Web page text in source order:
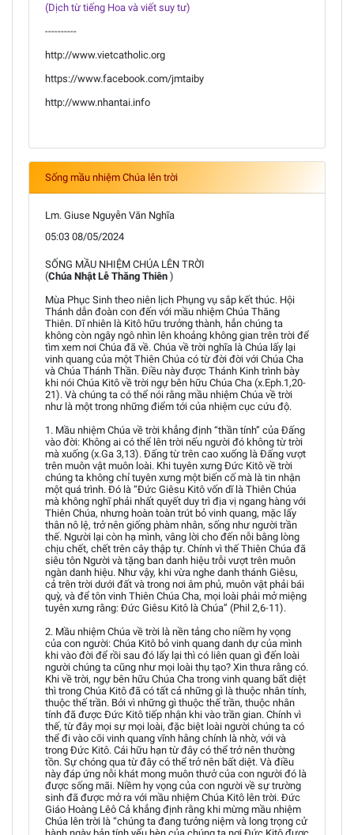
(Dịch từ tiếng Hoa và viết suy tư)
----------
http://www.vietcatholic.org
https://www.facebook.com/jmtaiby
http://www.nhantai.info
Sống mầu nhiệm Chúa lên trời
Lm. Giuse Nguyễn Văn Nghĩa
05:03 08/05/2024
SỐNG MẦU NHIỆM CHÚA LÊN TRỜI
(Chúa Nhật Lễ Thăng Thiên )
Mùa Phục Sinh theo niên lịch Phụng vụ sắp kết thúc. Hội
Thánh dẫn đoàn con đến với mầu nhiệm Chúa Thăng
Thiên. Dĩ nhiên là Kitô hữu trưởng thành, hẳn chúng ta
không còn ngây ngô nhìn lên khoảng không gian trên trời để
tìm xem nơi Chúa đã về. Chúa về trời nghĩa là Chúa lấy lại
vinh quang của một Thiên Chúa có từ đời đời với Chúa Cha
và Chúa Thánh Thần. Điều này được Thánh Kinh trình bày
khi nói Chúa Kitô về trời ngự bên hữu Chúa Cha (x.Eph.1,20-
21). Và chúng ta có thể nói rằng mầu nhiệm Chúa về trời
như là một trong những điểm tới của nhiệm cục cứu độ.
1. Mầu nhiệm Chúa về trời khẳng định “thần tính” của Đấng
vào đời: Không ai có thể lên trời nếu người đó không từ trời
mà xuống (x.Ga 3,13). Đấng từ trên cao xuống là Đấng vượt
trên muôn vật muôn loài. Khi tuyên xưng Đức Kitô về trời
chúng ta không chỉ tuyên xưng một biến cố mà là tin nhận
một quá trình. Đó là “Đức Giêsu Kitô vốn dĩ là Thiên Chúa
mà không nghĩ phải nhất quyết duy trì địa vị ngang hàng với
Thiên Chúa, nhưng hoàn toàn trút bỏ vinh quang, mặc lấy
thân nô lệ, trở nên giống phàm nhân, sống như người trần
thế. Người lại còn hạ mình, vâng lời cho đến nỗi bằng lòng
chịu chết, chết trên cây thập tự. Chính vì thế Thiên Chúa đã
siêu tôn Người và tặng ban danh hiệu trỗi vượt trên muôn
ngàn danh hiệu. Như vậy, khi vừa nghe danh thánh Giêsu,
cả trên trời dưới đất và trong nơi âm phủ, muôn vật phải bái
quỳ, và để tôn vinh Thiên Chúa Cha, mọi loài phải mở miệng
tuyên xưng rằng: Đức Giêsu Kitô là Chúa” (Phil 2,6-11).
2. Mầu nhiệm Chúa về trời là nền tảng cho niềm hy vọng
của con người: Chúa Kitô bỏ vinh quang danh dự của mình
khi vào đời để rồi sau đó lấy lại thì có liên quan gì đến loài
người chúng ta cũng như mọi loài thụ tạo? Xin thưa rằng có.
Khi về trời, ngự bên hữu Chúa Cha trong vinh quang bất diệt
thì trong Chúa Kitô đã có tất cả những gì là thuộc nhân tính,
thuộc thế trần. Bởi vì những gì thuộc thế trần, thuộc nhân
tính đã được Đức Kitô tiếp nhận khi vào trần gian. Chính vì
thế, từ đây mọi sự mọi loài, đặc biệt loài người chúng ta có
thể đi vào cõi vinh quang vĩnh hằng chính là nhờ, với và
trong Đức Kitô. Cái hữu hạn từ đây có thể trở nên thường
tồn. Sự chóng qua từ đây có thể trở nên bất diệt. Và điều
này đáp ứng nỗi khát mong muôn thưở của con người đó là
được sống mãi. Niềm hy vọng của con người về sự trường
sinh đã được mở ra với mầu nhiệm Chúa Kitô lên trời. Đức
Giáo Hoàng Lêô Cả khẳng định rằng khi mừng mầu nhiệm
Chúa lên trời là “chúng ta đang tưởng niệm và long trọng cử